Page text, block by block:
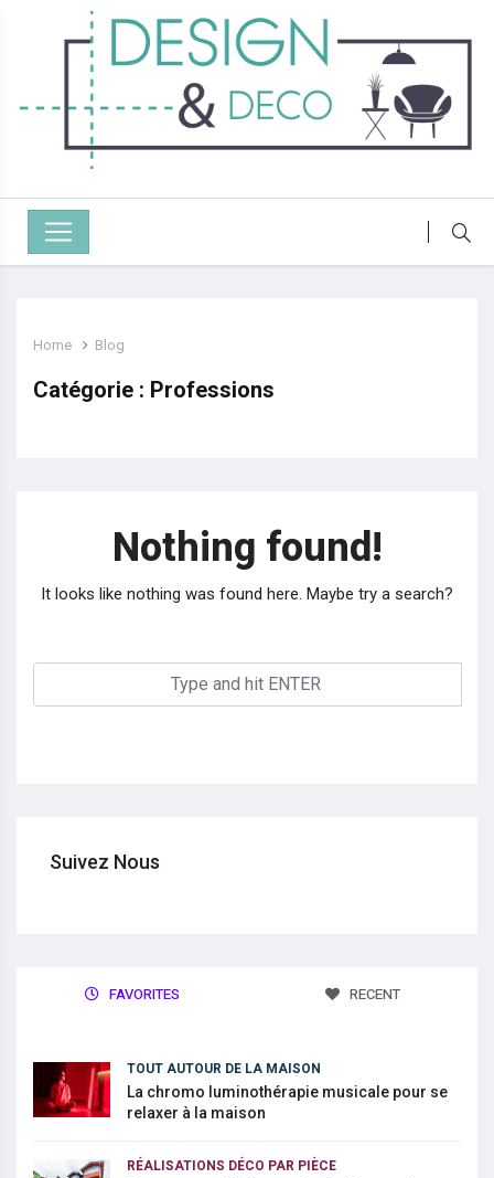
Home Blog
Catégorie : Professions
Nothing found!
It looks like nothing was found here. Maybe try a search?
Suivez Nous
FAVORITES RECENT
TOUT AUTOUR DE LA MAISON
La chromo luminothérapie musicale pour se
relaxer à la maison
RÉALISATIONS DÉCO PAR PIÈCE